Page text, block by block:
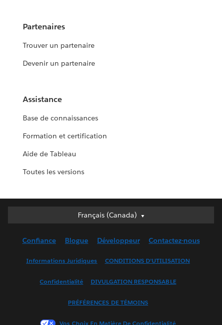
Partenaires
Trouver un partenaire
Devenir un partenaire
Assistance
Base de connaissances
Formation et certification
Aide de Tableau
Toutes les versions
Français (Canada)
Français (Canada)
English (UK)
Français (France)
Confiance Blogue Développeur Contactez-nous
Informations Juridiques CONDITIONS D’UTILISATION
Confidentialité DIVULGATION RESPONSABLE
PRÉFÉRENCES DE TÉMOINS
Vos Choix En Matière De Confidentialité